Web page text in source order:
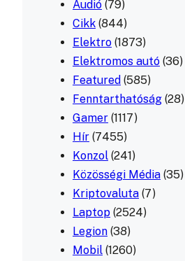
Audió (79)
Cikk (844)
Elektro (1873)
Elektromos autó (36)
Featured (585)
Fenntarthatóság (28)
Gamer (1117)
Hír (7455)
Konzol (241)
Közösségi Média (35)
Kriptovaluta (7)
Laptop (2524)
Legion (38)
Mobil (1260)